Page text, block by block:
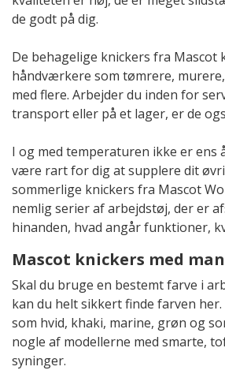
de godt på dig.
De behagelige knickers fra Mascot
håndværkere som tømrere,
med flere. Arbejder du inden for
transport eller på et lager, er de
I og med temperaturen ikke er ens
være rart for dig at supplere dit
sommerlige knickers fra Mascot
nemlig serier af arbejdstøj, der er
hinanden, hvad angår funktioner,
Mascot knickers med
Skal du bruge en bestemt farve i
kan du helt sikkert finde farven
som hvid, khaki, marine, grøn og
nogle af modellerne med smarte,
syninger.